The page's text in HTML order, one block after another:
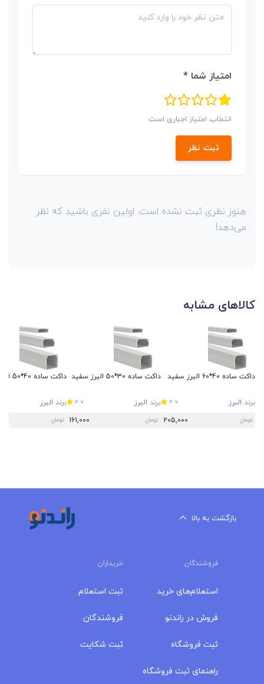
امتیاز شما *
انتخاب امتیاز اجباری است
ثبت نظر
هنوز نظری ثبت نشده است. اولین نفری باشید که نظر
می‌دهد!
کالاهای مشابه
داکت ساده 40*60 البرز سفید
برند البرز 4.7
تومان 205,000
داکت ساده 30*50 البرز سفید
برند البرز 4.7
تومان 161,000
داکت ساده 40*50 البرز سفید
برند البرز
تومان
بازگشت به بالا
فروشندگان خریداران
استعلام‌های خرید
فروش در راندنو
ثبت فروشگاه
راهنمای ثبت فروشگاه
ثبت استعلام
فروشندگان
ثبت شکایت